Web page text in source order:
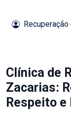
Clínica de
Zacarias:
Respeito